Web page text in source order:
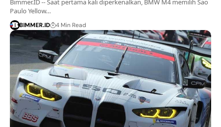
Bimmer.ID -- Saat pertama kali diperkenalkan, BMW M4 memilih Sao
Paulo Yellow…
BIMMER.ID 4 Min Read